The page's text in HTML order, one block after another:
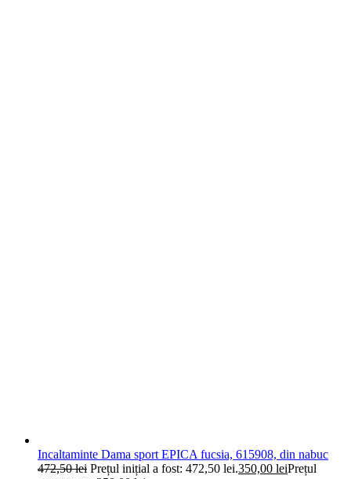
Incaltaminte Dama sport EPICA fucsia, 615908, din nabuc
472,50lei Prețul inițial a fost: 472,50 lei.350,00 leiPrețul